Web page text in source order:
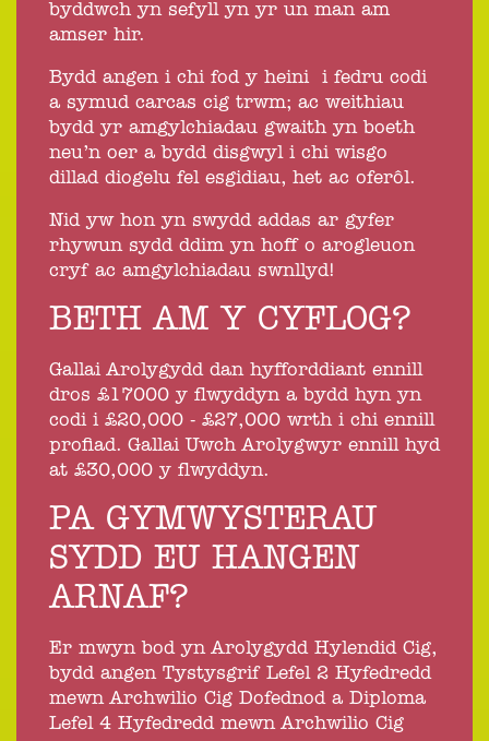
byddwch yn sefyll yn yr un man am
amser hir.
Bydd angen i chi fod y heini i fedru codi
a symud carcas cig trwm; ac weithiau
bydd yr amgylchiadau gwaith yn boeth
neu’n oer a bydd disgwyl i chi wisgo
dillad diogelu fel esgidiau, het ac oferôl.
Nid yw hon yn swydd addas ar gyfer
rhywun sydd ddim yn hoff o arogleuon
cryf ac amgylchiadau swnllyd!
BETH AM Y CYFLOG?
Gallai Arolygydd dan hyfforddiant ennill
dros £17000 y flwyddyn a bydd hyn yn
codi i £20,000 - £27,000 wrth i chi ennill
profiad. Gallai Uwch Arolygwyr ennill hyd
at £30,000 y flwyddyn.
PA GYMWYSTERAU
SYDD EU HANGEN
ARNAF?
Er mwyn bod yn Arolygydd Hylendid Cig,
bydd angen Tystysgrif Lefel 2 Hyfedredd
mewn Archwilio Cig Dofednod a Diploma
Lefel 4 Hyfedredd mewn Archwilio Cig